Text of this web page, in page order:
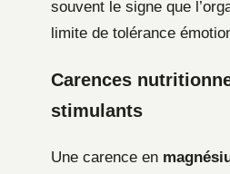
souvent le signe que
limite de tolérance
Carences
stimulants
Une carence en